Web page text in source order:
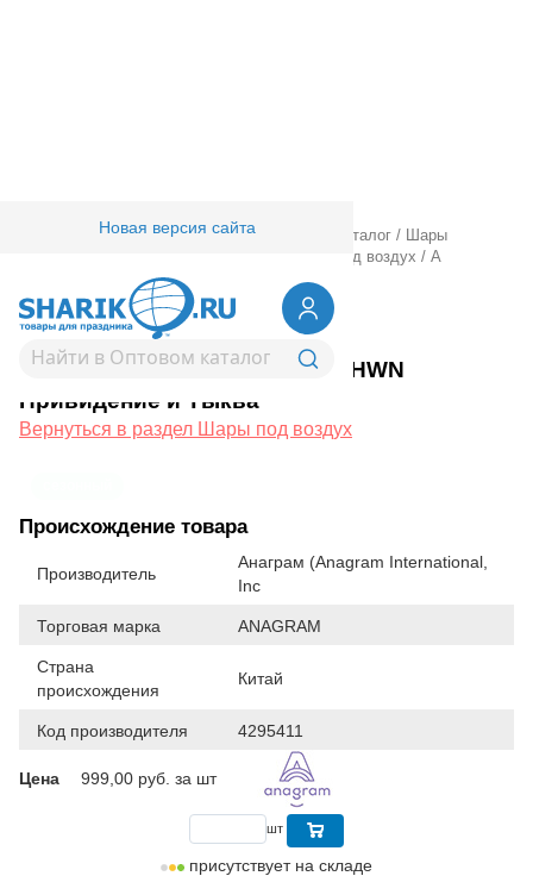
Новая версия сайта
Товары для праздника/ Оптовый каталог /
Шары
Шары под воздух / А
ФИГУРА/P70 AIR HWN Привидение и Тыква
1208-0551А ФИГУРА/P70 AIR HWN
Привидение и Тыква
Вернуться в раздел Шары под воздух
Происхождение товара
Производитель
Анаграм (Anagram International,
Inc
Торговая марка ANAGRAM
Страна
происхождения
Китай
Код производителя 4295411
Цена 999,00 руб. за шт
шт
присутствует на складе